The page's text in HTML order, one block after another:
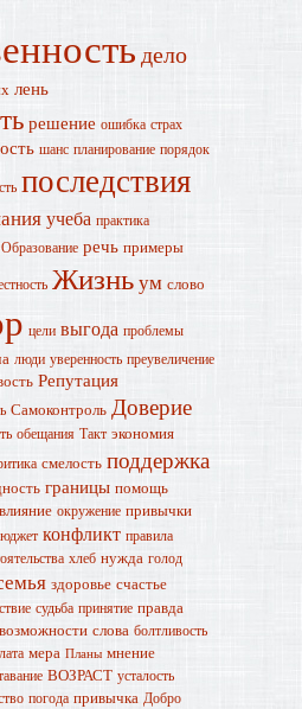
дело
лень
решение ошибка страх
шанс планирование порядок
последствия
учеба практика
Образование речь примеры
Жизньум слово
цели выгода проблемы
люди уверенность преувеличение
Репутация
Самоконтроль Доверие
обещания Такт экономия
смелость поддержка
границы помощь
влияние окружение привычки
конфликт правила
хлеб нужда голод
здоровье счастье
судьба принятие правда
возможности слова болтливость
мера Планы мнение
ВОЗРАСТ усталость
погода привычка Добро